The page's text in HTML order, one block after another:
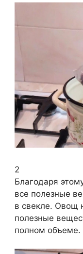
2
Благодаря
все полезные
в свекле. Овощ
полезные
полном объеме.